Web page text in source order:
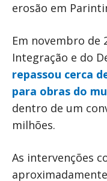
erosão em
Em novembro de
Integração e do
repassou cerca
para obras do
dentro de um
milhões.
As intervenções